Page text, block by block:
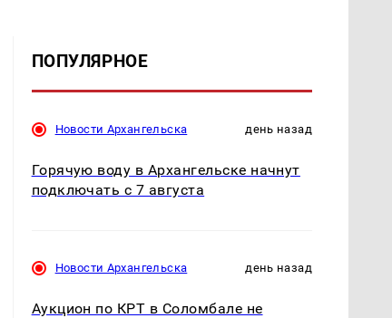
ПОПУЛЯРНОЕ
Новости Архангельска день назад
Горячую воду в Архангельске начнут
подключать с 7 августа
Новости Архангельска день назад
Аукцион по КРТ в Соломбале не